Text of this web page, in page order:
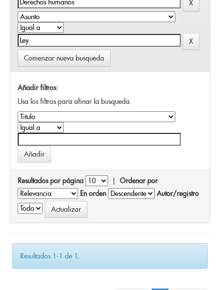
Comenzar nueva busqueda
Añadir filtros:
Usa los filtros para afinar la busqueda.
Resultados por página | Ordenar por
En orden
Autor/registro
Resultados 1-1 de 1.